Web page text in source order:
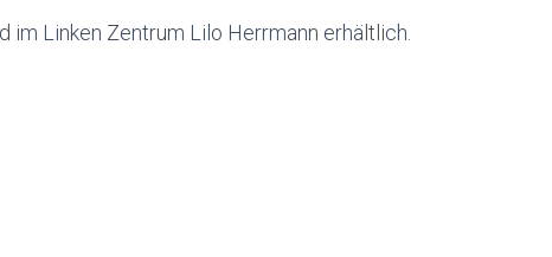
Linken Zentrum Lilo Herrmann erhältlich.